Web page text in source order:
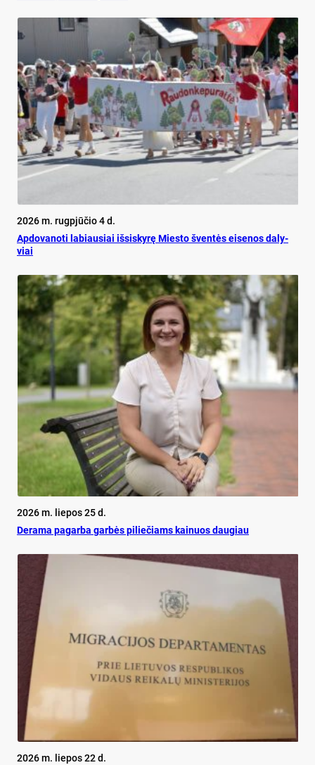
2026 m. rugpjūčio 4 d.
Ap­do­va­no­ti la­biau­siai iš­si­sky­rę Mies­to šven­tės ei­se­nos da­ly­
viai
2026 m. liepos 25 d.
De­ra­ma pa­gar­ba gar­bės pi­lie­čiams kai­nuos dau­giau
2026 m. liepos 22 d.